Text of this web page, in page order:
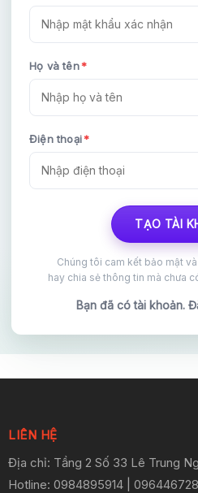
Họ và tên*
Điện thoại*
TẠO TÀI
Chúng tôi cam kết bảo mật
hay chia sẻ thông tin mà chưa
Bạn đã có tài khoản.
LIÊN HỆ
Địa chỉ: Tầng 2 Số 33 Lê Trung
Hotline: 0984895914 |